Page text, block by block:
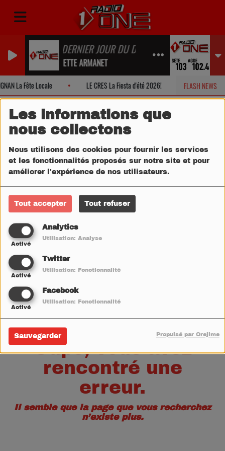
Les informations que
nous collectons
Nous utilisons des cookies pour fournir les services
et les fonctionnalités proposés sur notre site et pour
améliorer l'expérience de nos utilisateurs.
Tout accepter Tout refuser
Analytics
Activé
Utilisation: Analyse
Twitter
Activé
Utilisation: Fonctionnalité
Facebook
Activé
Utilisation: Fonctionnalité
Sauvegarder Propulsé par Orejime
LE DERNIER JOUR DU DISCO
JULIETTE ARMANET
FLASH NEWS
La Fête Locale LE CRES La Fiesta d'été 2026!
Oups, vous avez
rencontré une
erreur.
Il semble que la page que vous recherchez
n’existe plus.